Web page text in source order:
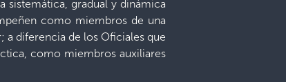
sistemática, gradual y dinámica
como miembros de una
a diferencia de los Oficiales que
como miembros auxiliares